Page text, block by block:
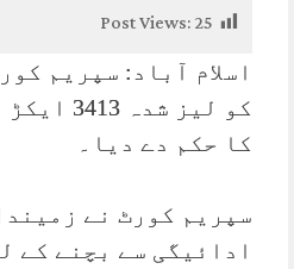
Post Views:25
اسلام آباد: سپریم
کو لیز
کا حکم دے دیا۔
سپریم کورٹ نے